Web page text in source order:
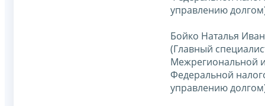
управлению
Бойко Наталья
(Главный
Межрегиональной
Федеральной
управлению